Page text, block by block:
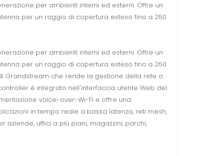
per ambienti interni ed esterni. Offre un
per un raggio di copertura esteso fino a 250
per ambienti interni ed esterni. Offre un
per un raggio di copertura esteso fino a 250
Grandstream che rende la gestione della rete o
è integrato nell'interfaccia utente Web del
voice-over-Wi-Fi e offre una
in tempo reale a bassa latenza, reti mesh,
aziende, uffici a più piani, magazzini, parchi,